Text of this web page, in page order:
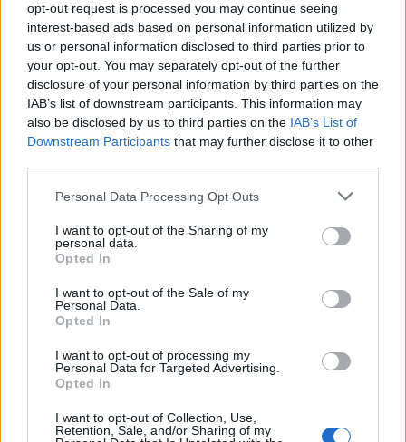
opt-out request is processed you may continue seeing
interest-based ads based on personal information utilized by
us or personal information disclosed to third parties prior to
your opt-out. You may separately opt-out of the further
disclosure of your personal information by third parties on the
IAB’s list of downstream participants. This information may
also be disclosed by us to third parties on the IAB’s List of
Downstream Participants that may further disclose it to other
Please note that this website/app uses one or more Google
not limited to your visit or usage behaviour. You may click to
grant or deny consent to Google and its third-party tags to
use your data for below specified purposes in below Google
consent section.
Personal Data Processing Opt Outs
I want to opt-out of the Sharing of my
personal data.
Opted In
I want to opt-out of the Sale of my
Personal Data.
Opted In
I want to opt-out of processing my
Personal Data for Targeted Advertising.
Opted In
I want to opt-out of Collection, Use,
Retention, Sale, and/or Sharing of my
És a rehabilitáció hol marad???
Feövenyessy Gerincközpont és Akadémia•2019. október 02.
„átlagemberek” egyaránt – hogy kificamodott a
bokájuk/eltört a karjuk/részlegesen szakadt az
fájdalomcsillapító/gyulladáscsökkentő gyógyszert
kaptak és most pihentetniük kell a sérült testrészt.
Ha rákérdezek, hogy valóban…